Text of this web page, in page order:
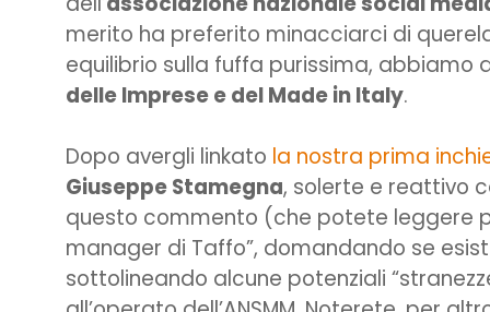
merito ha preferito minacciarci di
equilibrio sulla fuffa purissima,
delle Imprese e del Made in Italy.
Dopo avergli linkato la nostra prima
Giuseppe Stamegna, solerte e reattivo
questo commento (che potete leggere
manager di Taffo”, domandando se
sottolineando alcune potenziali